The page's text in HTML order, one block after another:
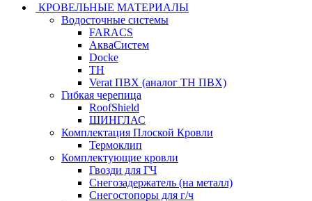
КРОВЕЛЬНЫЕ МАТЕРИАЛЫ
Водосточные системы
FARACS
АкваСистем
Docke
ТН
Verat ПВХ (аналог ТН ПВХ)
Гибкая черепица
RoofShield
ШИНГЛАС
Комплектация Плоской Кровли
Термоклип
Комплектующие кровли
Гвозди для ГЧ
Снегозадержатель (на металл)
Снегостопоры для г/ч